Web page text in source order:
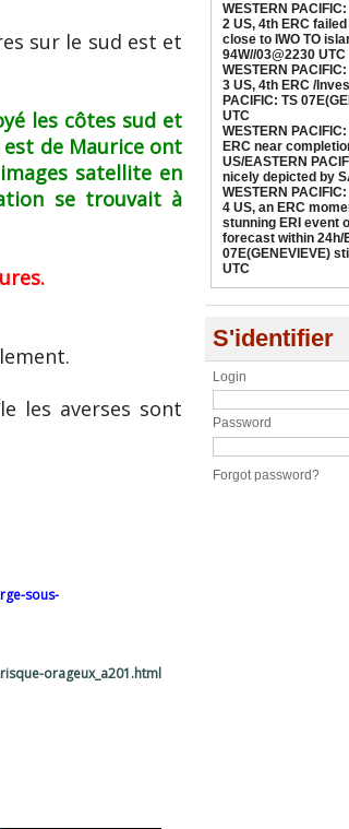
sur le sud est et
les côtes sud et
de Maurice ont
satellite en
se trouvait à
les averses sont
sous-
orageux_a201.html
WESTERN
US, an ERC
ERI event of 80kt/
24h/EASTERN
still powerful//
07/29/2026 -PATRICK
WESTERN
2 US, 4th ERC
close to IWO TO
94W//03@2230 UTC
WESTERN
3 US, 4th ERC /
PACIFIC: TS
UTC
WESTERN
ERC near
US/EASTERN
nicely depicted by
WESTERN
4 US, an ERC
stunning ERI event
forecast within 24h/
07E(GENEVIEVE)
UTC
S'identifier
Login
Password
Forgot password?